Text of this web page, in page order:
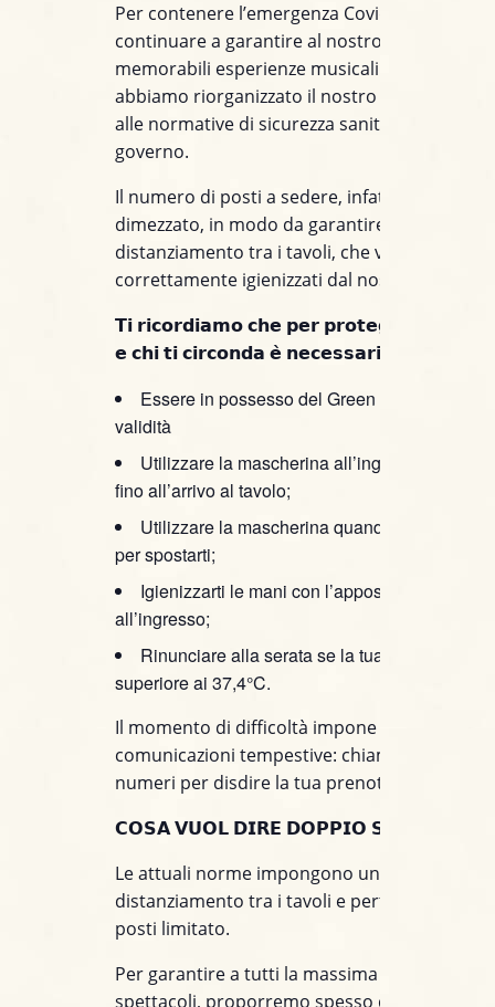
Per contenere l’emergenza Covid-19 e per
continuare a garantire al nostro pubblico
memorabili esperienze musicali e culinarie,
abbiamo riorganizzato il nostro club
alle normative di sicurezza sanitaria imposte
governo.
Il numero di posti a sedere, infatti, è stato
dimezzato, in modo da garantire il corretto
distanziamento tra i tavoli, che vengono
correttamente igienizzati dal nostro
𝗧𝗶 𝗿𝗶𝗰𝗼𝗿𝗱𝗶𝗮𝗺𝗼 𝗰𝗵𝗲 𝗽𝗲𝗿 𝗽𝗿𝗼𝘁𝗲𝗴𝗴𝗲𝗿𝗲 𝘁𝗲
𝗲 𝗰𝗵𝗶 𝘁𝗶 𝗰𝗶𝗿𝗰𝗼𝗻𝗱𝗮 𝗲̀ 𝗻𝗲𝗰𝗲𝘀𝘀𝗮𝗿𝗶𝗼:
Essere in possesso del Green Pass in corso
validità
Utilizzare la mascherina all’ingresso nel
fino all’arrivo al tavolo;
Utilizzare la mascherina quando ti alzi dal
per spostarti;
Igienizzarti le mani con l’apposito
all’ingresso;
Rinunciare alla serata se la tua temperatura è
superiore ai 37,4°C.
Il momento di difficoltà impone alle volte
comunicazioni tempestive: chiama subito ai
numeri per disdire la tua prenotazione!
𝗖𝗢𝗦𝗔 𝗩𝗨𝗢𝗟 𝗗𝗜𝗥𝗘 𝗗𝗢𝗣𝗣𝗜𝗢 𝗦𝗘𝗧?
Le attuali norme impongono un maggiore
distanziamento tra i tavoli e pertanto un
posti limitato.
Per garantire a tutti la massima fruibilità degli
spettacoli, proporremo spesso due set, o